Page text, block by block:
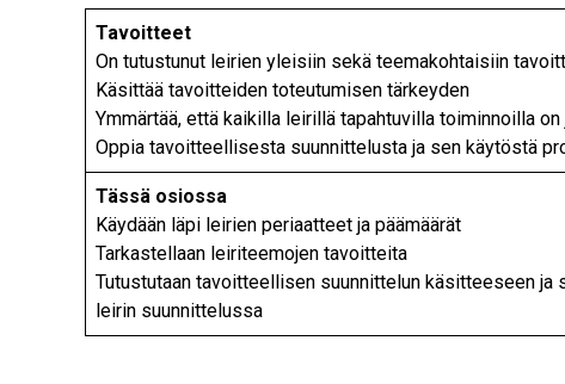
Tavoitteet
On tutustunut leirien yleisiin sekä teemakohtaisiin
Käsittää tavoitteiden toteutumisen tärkeyden
Ymmärtää, että kaikilla leirillä tapahtuvilla toiminnoilla
Oppia tavoitteellisesta suunnittelusta ja sen käytöstä
Tässä osiossa
Käydään läpi leirien periaatteet ja päämäärät
Tarkastellaan leiriteemojen tavoitteita
Tutustutaan tavoitteellisen suunnittelun käsitteeseen ja
leirin suunnittelussa